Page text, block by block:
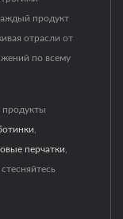
продукт
отрасли от
по всему
перчатки